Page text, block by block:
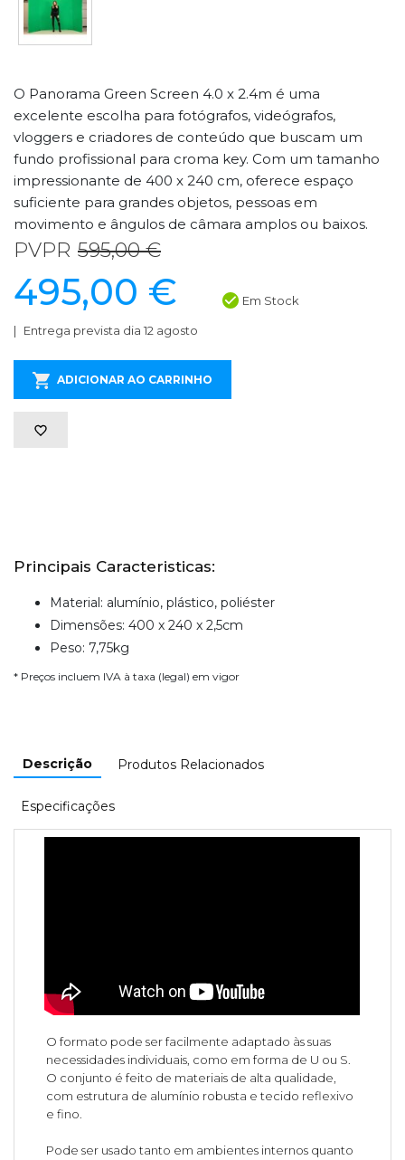
O Panorama Green Screen 4.0 x 2.4m é uma
excelente escolha para fotógrafos, videógrafos,
vloggers e criadores de conteúdo que buscam um
fundo profissional para croma key. Com um tamanho
impressionante de 400 x 240 cm, oferece espaço
suficiente para grandes objetos, pessoas em
movimento e ângulos de câmara amplos ou baixos.
PVPR 595,00 €
495,00 € Em Stock
Entrega prevista dia 12 agosto
ADICIONAR AO CARRINHO
Principais Caracteristicas:
Material: alumínio, plástico, poliéster
Dimensões: 400 x 240 x 2,5cm
Peso: 7,75kg
* Preços incluem IVA à taxa (legal) em vigor
Descrição Produtos Relacionados
Especificações
O formato pode ser facilmente adaptado às suas
necessidades individuais, como em forma de U ou S.
O conjunto é feito de materiais de alta qualidade,
com estrutura de alumínio robusta e tecido reflexivo
e fino.
Pode ser usado tanto em ambientes internos quanto